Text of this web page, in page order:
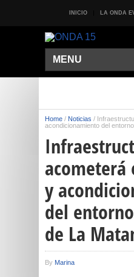
INICIO LA ONDA
MENU
Home / Noticias /
acondicionamiento del
acometerá
y
del
de La
By Marina